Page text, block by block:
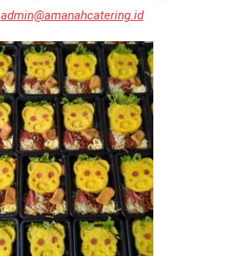
admin@amanahcatering.id